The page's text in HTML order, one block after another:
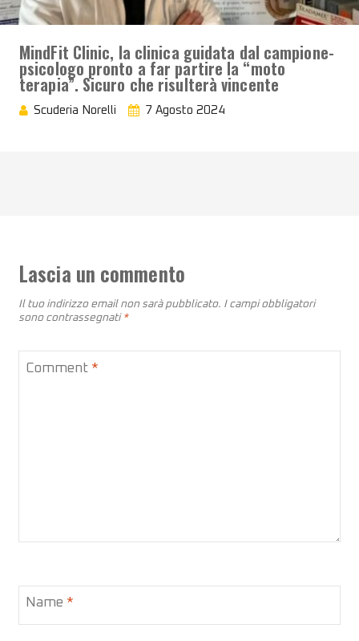
MindFit Clinic, la clinica guidata dal campione-
psicologo pronto a far partire la “moto
terapia”. Sicuro che risulterà vincente
Scuderia Norelli 7 Agosto 2024
Lascia un commento
Il tuo indirizzo email non sarà pubblicato. I campi obbligatori
sono contrassegnati *
Comment *
Name *